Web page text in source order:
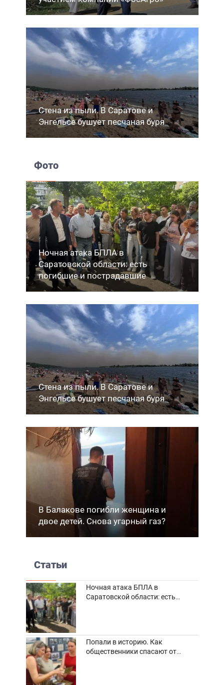
Стена из пыли. В Саратове и
Энгельсе бушует песчаная буря
Фото
Ночная атака БПЛА в
Саратовской области: есть
погибшие и пострадавшие
Стена из пыли. В Саратове и
Энгельсе бушует песчаная буря
В Балакове погибли женщина и
двое детей. Снова угарный газ?
Статьи
Ночная атака БПЛА в
Саратовской области: есть
Попали в историю. Как
общественники спасают от